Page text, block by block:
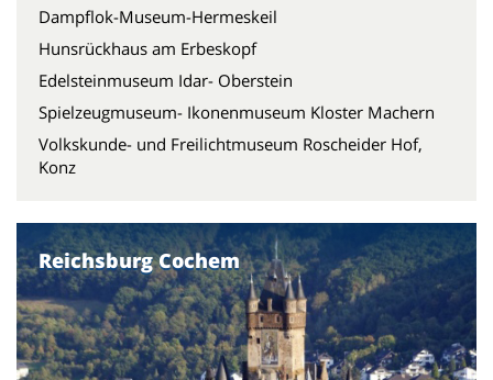
Dampflok-Museum-Hermeskeil
Hunsrückhaus am Erbeskopf
Edelsteinmuseum Idar- Oberstein
Spielzeugmuseum- Ikonenmuseum Kloster Machern
Volkskunde- und Freilichtmuseum Roscheider Hof,
Konz
Reichsburg Cochem